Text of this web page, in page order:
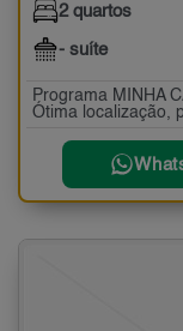
2 quartos
- suíte
Programa MINHA
Ótima localização,